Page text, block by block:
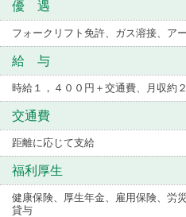
優 遇
フォークリフト免許、ガス溶接、ア
給 与
時給１，４００円＋交通費、月収約
交通費
距離に応じて支給
福利厚生
健康保険、厚生年金、雇用保険、労
貸与